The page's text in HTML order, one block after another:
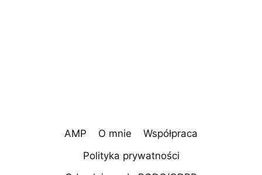
AMP O mnie
Współpraca
Polityka prywatności